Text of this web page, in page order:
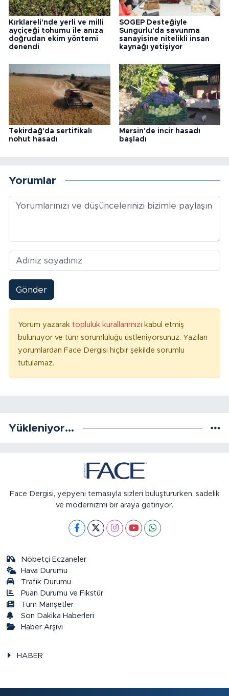
Kırklareli'nde yerli ve milli
ayçiçeği tohumu ile anıza
doğrudan ekim yöntemi
denendi
SOGEP Desteğiyle
Sungurlu'da savunma
sanayisine nitelikli insan
kaynağı yetişiyor
Tekirdağ'da sertifikalı
nohut hasadı
Mersin'de incir hasadı
başladı
Yorumlar
Gönder
Yorum yazarak topluluk kurallarımızı kabul etmiş
bulunuyor ve tüm sorumluluğu üstleniyorsunuz. Yazılan
yorumlardan Face Dergisi hiçbir şekilde sorumlu
tutulamaz.
Yükleniyor...
Face Dergisi, yepyeni temasıyla sizleri buluştururken, sadelik
ve modernizmi bir araya getiriyor.
Nöbetçi Eczaneler
Hava Durumu
Trafik Durumu
Puan Durumu ve Fikstür
Tüm Manşetler
Son Dakika Haberleri
Haber Arşivi
HABER